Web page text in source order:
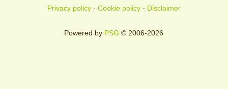
Privacy policy- Cookie policy- Disclaimer
Powered by PSG © 2006-2026